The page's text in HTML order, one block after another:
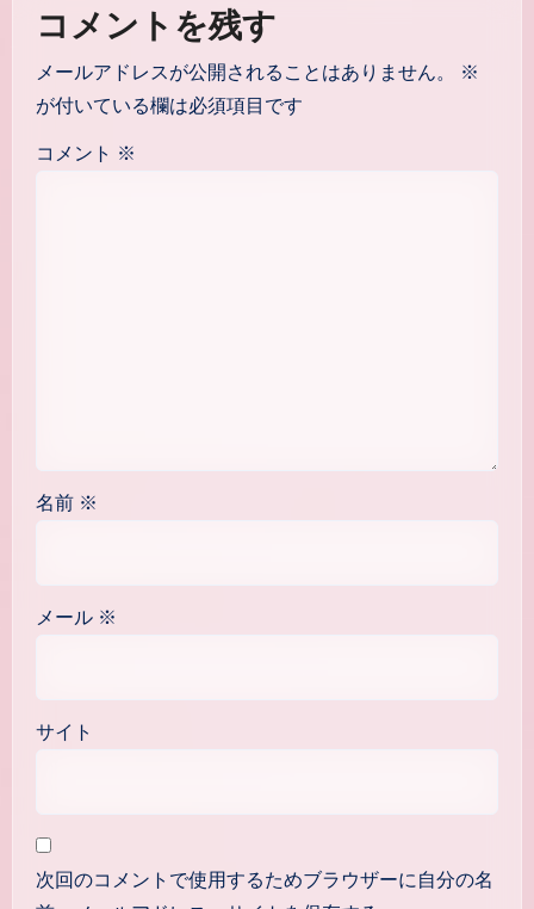
コメントを残す
メールアドレスが公開されることはありません。
※
が付いている欄は必須項目です
コメント ※
名前 ※
メール ※
サイト
次回のコメントで使用するためブラウザーに自分の名